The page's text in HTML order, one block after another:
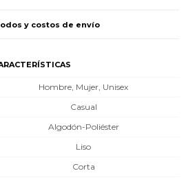
y costos de envío
Hombre, Mujer, Unisex
Casual
Algodón-Poliéster
Liso
Corta